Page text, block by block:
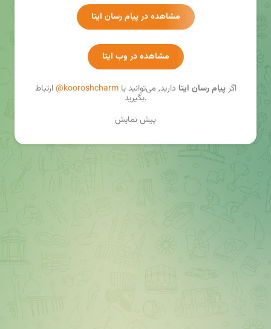
مشاهده در پیام رسان ایتا
مشاهده در وب ایتا
اگرپیام رسان ایتا دارید, می‌توانید با@kooroshcharmارتباط
بگیرید.
پیش نمایش